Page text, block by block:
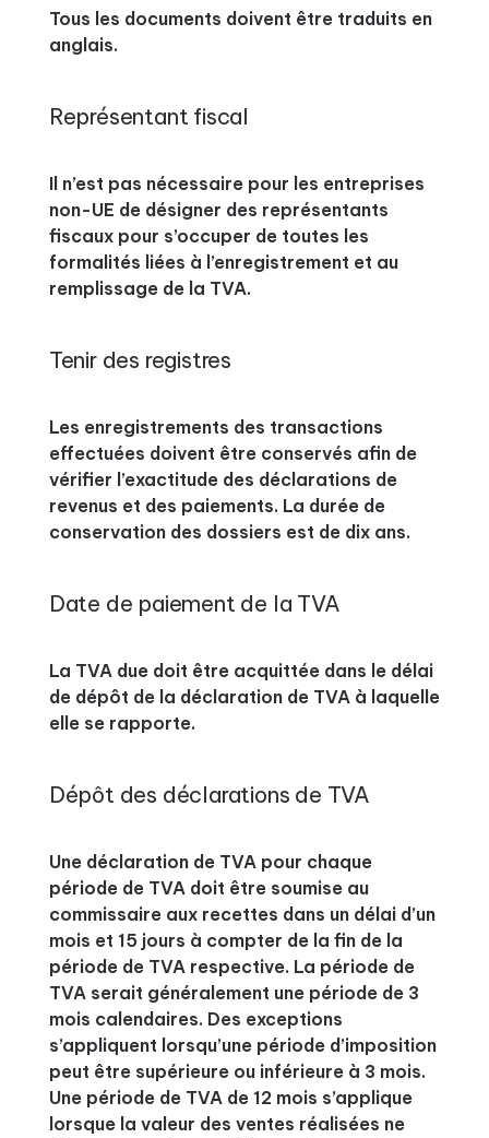
Tous les documents doivent être traduits en
anglais.
Représentant fiscal
Il n’est pas nécessaire pour les entreprises
non-UE de désigner des représentants
fiscaux pour s’occuper de toutes les
formalités liées à l’enregistrement et au
remplissage de la TVA.
Tenir des registres
Les enregistrements des transactions
effectuées doivent être conservés afin de
vérifier l’exactitude des déclarations de
revenus et des paiements. La durée de
conservation des dossiers est de dix ans.
Date de paiement de la TVA
La TVA due doit être acquittée dans le délai
de dépôt de la déclaration de TVA à laquelle
elle se rapporte.
Dépôt des déclarations de TVA
Une déclaration de TVA pour chaque
période de TVA doit être soumise au
commissaire aux recettes dans un délai d’un
mois et 15 jours à compter de la fin de la
période de TVA respective. La période de
TVA serait généralement une période de 3
mois calendaires. Des exceptions
s’appliquent lorsqu’une période d’imposition
peut être supérieure ou inférieure à 3 mois.
Une période de TVA de 12 mois s’applique
lorsque la valeur des ventes réalisées ne